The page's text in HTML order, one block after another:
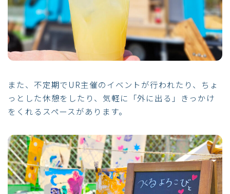
また、不定期でUR主催のイベントが行われたり、ちょ
っとした休憩をしたり、気軽に「外に出る」きっかけ
をくれるスペースがあります。